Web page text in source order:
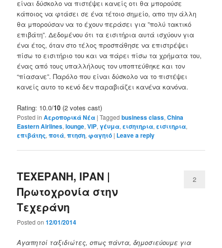
είναι δύσκολο να πιστέψει κανείς οτι θα μπορούσε
κάποιος να φτάσει σε ένα τέτοιο σημείο, απο την άλλη
θα μπορούσαν να το έχουν περάσει για ”πολύ τακτικό
επιβάτη”. Δεδομένου ότι τα εισιτήρια αυτά ισχύουν για
ένα έτος, όταν στο τέλος προσπάθησε να επιστρέψει
πίσω το εισιτήριο του και να πάρει πίσω τα χρήματα του,
ένας από τους υπαλλήλους τον υποπτεύθηκε και τον
“πίασανε”. Παρόλο που είναι δύσκολο να το πιστέψει
κανείς αυτο το κενό δεν παραβιάζει κανένα κανόνα.
Rating: 10.0/10 (2 votes cast)
Posted in Αεροπορικά Νέα |Tagged business class,China
Eastern Airlines,lounge,VIP,γέυμα,εισητηρια,εισιτηρια,
επιβάτης,ποτά,πτηση,φαγητό | Leave a reply
ΤΕΧΕΡΑΝΗ, ΙΡΑΝ |
Πρωτοχρονία στην
Τεχεράνη
Posted on12/01/2014
2
Αγαπητοί ταξιδιώτες, οπως πάντα, δημοσιεύουμε για